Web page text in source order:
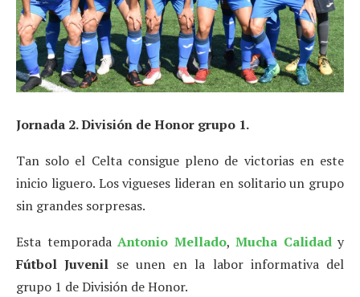
Jornada 2. División de Honor grupo 1.
Tan solo el Celta consigue pleno de victorias en este
inicio liguero. Los vigueses lideran en solitario un grupo
sin grandes sorpresas.
Esta temporada Antonio Mellado, Mucha Calidad y
Fútbol Juvenil se unen en la labor informativa del
grupo 1 de División de Honor.